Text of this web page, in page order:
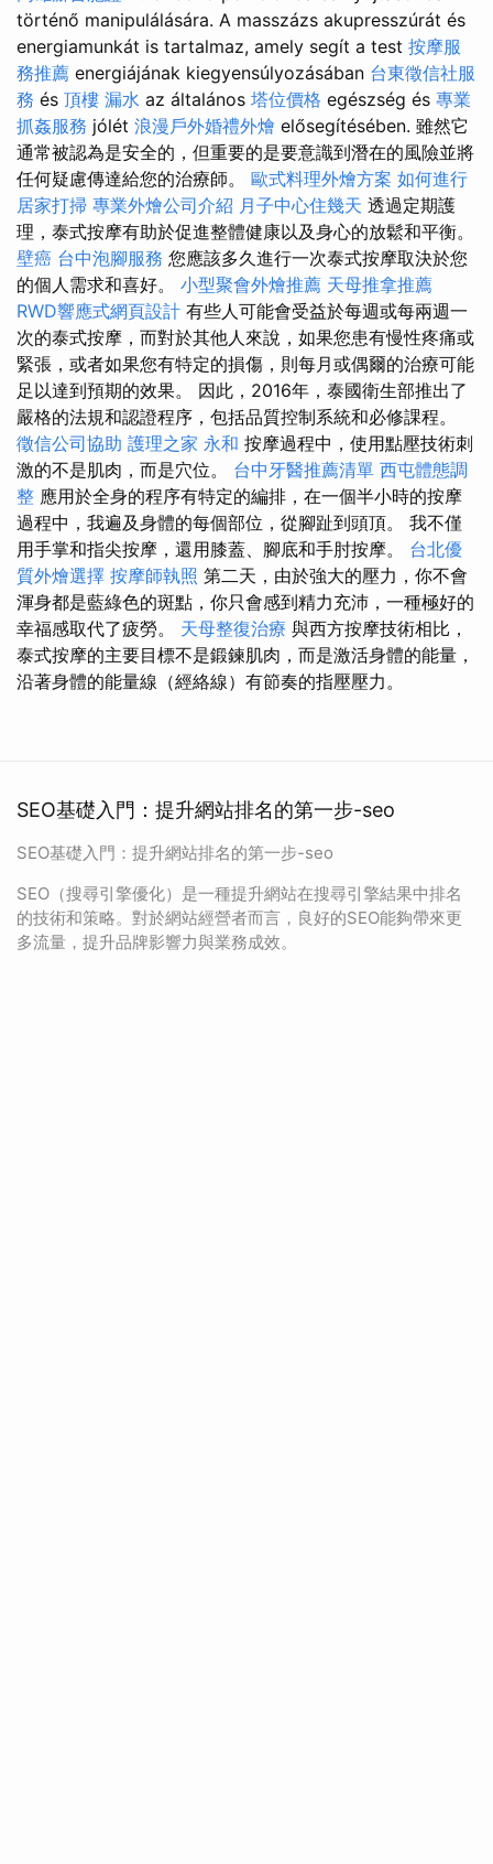
történő manipulálására. A masszázs akupresszúrát és
energiamunkát is tartalmaz, amely segít a test 按摩服
務推薦 energiájának kiegyensúlyozásában 台東徵信社服
務 és 頂樓 漏水 az általános 塔位價格 egészség és 專業
抓姦服務 jólét 浪漫戶外婚禮外燴 elősegítésében. 雖然它
通常被認為是安全的，但重要的是要意識到潛在的風險並將
任何疑慮傳達給您的治療師。 歐式料理外燴方案 如何進行
居家打掃 專業外燴公司介紹 月子中心住幾天 透過定期護
理，泰式按摩有助於促進整體健康以及身心的放鬆和平衡。
壁癌 台中泡腳服務 您應該多久進行一次泰式按摩取決於您
的個人需求和喜好。 小型聚會外燴推薦 天母推拿推薦
RWD響應式網頁設計 有些人可能會受益於每週或每兩週一
次的泰式按摩，而對於其他人來說，如果您患有慢性疼痛或
緊張，或者如果您有特定的損傷，則每月或偶爾的治療可能
足以達到預期的效果。 因此，2016年，泰國衛生部推出了
嚴格的法規和認證程序，包括品質控制系統和必修課程。
徵信公司協助 護理之家 永和 按摩過程中，使用點壓技術刺
激的不是肌肉，而是穴位。 台中牙醫推薦清單 西屯體態調
整 應用於全身的程序有特定的編排，在一個半小時​​的按摩
過程中，我遍及身體的每個部位，從腳趾到頭頂。 我不僅
用手掌和指尖按摩，還用膝蓋、腳底和手肘按摩。 台北優
質外燴選擇 按摩師執照 第二天，由於強大的壓力，你不會
渾身都是藍綠色的斑點，你只會感到精力充沛，一種極好的
幸福感取代了疲勞。 天母整復治療 與西方按摩技術相比，
泰式按摩的主要目標不是鍛鍊肌肉，而是激活身體的能量，
沿著身體的能量線（經絡線）有節奏的指壓壓力。
SEO基礎入門：提升網站排名的第一步-seo
SEO基礎入門：提升網站排名的第一步-seo
SEO（搜尋引擎優化）是一種提升網站在搜尋引擎結果中排名
的技術和策略。對於網站經營者而言，良好的SEO能夠帶來更
多流量，提升品牌影響力與業務成效。